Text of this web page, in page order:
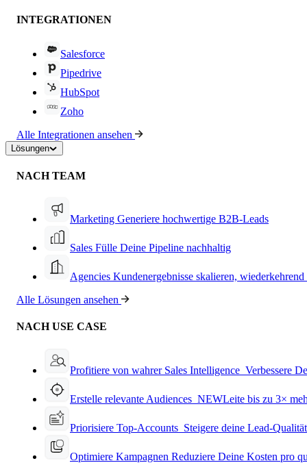
INTEGRATIONEN
Salesforce
Pipedrive
HubSpot
Zoho
Alle Integrationen ansehen
Lösungen
NACH TEAM
Marketing Generiere hochwertige B2B-Leads
Sales Fülle Deine Pipeline nachhaltig
Agencies Kundenergebnisse skalieren,
Alle Lösungen ansehen
NACH USE CASE
Profitiere von wahrer Sales Intelligence Verbessere
Erstelle relevante Audiences NEWLeite bis zu 3×
Priorisiere Top-Accounts Steigere deine Lead-
Optimiere Kampagnen Reduziere Deine Kosten pro